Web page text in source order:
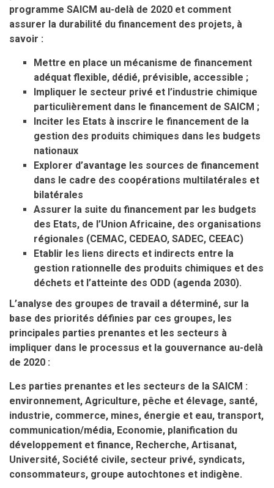
programme SAICM au-delà de 2020 et comment
assurer la durabilité du financement des projets, à
savoir :
Mettre en place un mécanisme de financement
adéquat flexible, dédié, prévisible, accessible ;
Impliquer le secteur privé et l’industrie chimique
particulièrement dans le financement de SAICM ;
Inciter les Etats à inscrire le financement de la
gestion des produits chimiques dans les budgets
nationaux
Explorer d’avantage les sources de financement
dans le cadre des coopérations multilatérales et
bilatérales
Assurer la suite du financement par les budgets
des Etats, de l’Union Africaine, des organisations
régionales (CEMAC, CEDEAO, SADEC, CEEAC)
Etablir les liens directs et indirects entre la
gestion rationnelle des produits chimiques et des
déchets et l’atteinte des ODD (agenda 2030).
L’analyse des groupes de travail a déterminé, sur la
base des priorités définies par ces groupes, les
principales parties prenantes et les secteurs à
impliquer dans le processus et la gouvernance au-delà
de 2020 :
Les parties prenantes et les secteurs de la SAICM :
environnement, Agriculture, pêche et élevage, santé,
industrie, commerce, mines, énergie et eau, transport,
communication/média, Economie, planification du
développement et finance, Recherche, Artisanat,
Université, Société civile, secteur privé, syndicats,
consommateurs, groupe autochtones et indigène.